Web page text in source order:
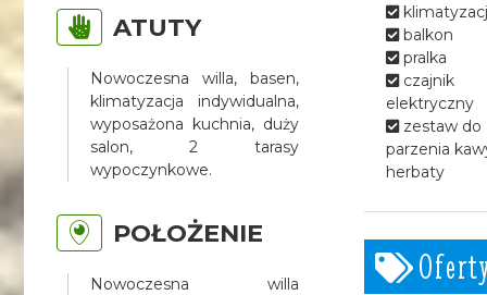
ATUTY
Nowoczesna willa, basen,
klimatyzacja indywidualna,
wyposażona kuchnia, duży
salon, 2 tarasy
wypoczynkowe.
POŁOŻENIE
Nowoczesna willa
balkon
pralka
czajnik
elektryczny
zestaw do
parzenia
herbaty